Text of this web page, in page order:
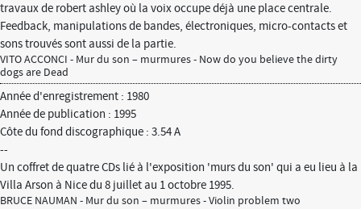
travaux de robert ashley où la voix occupe déjà une place centrale.
Feedback, manipulations de bandes, électroniques, micro-contacts et
sons trouvés sont aussi de la partie.
VITO ACCONCI - Mur du son – murmures - Now do you believe the dirty
dogs are Dead
Année d'enregistrement : 1980
Année de publication : 1995
Côte du fond discographique : 3.54 A
--
Un coffret de quatre CDs lié à l'exposition 'murs du son' qui a eu lieu à la
Villa Arson à Nice du 8 juillet au 1 octobre 1995.
BRUCE NAUMAN - Mur du son – murmures - Violin problem two